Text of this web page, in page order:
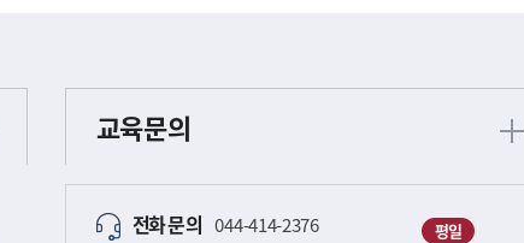
교육문의
전화문의 044-414-2376 평일